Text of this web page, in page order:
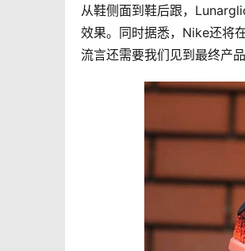
从鞋侧面到鞋后跟，
效果。同时据悉，Nike还将
流言还需要我们见到最终产